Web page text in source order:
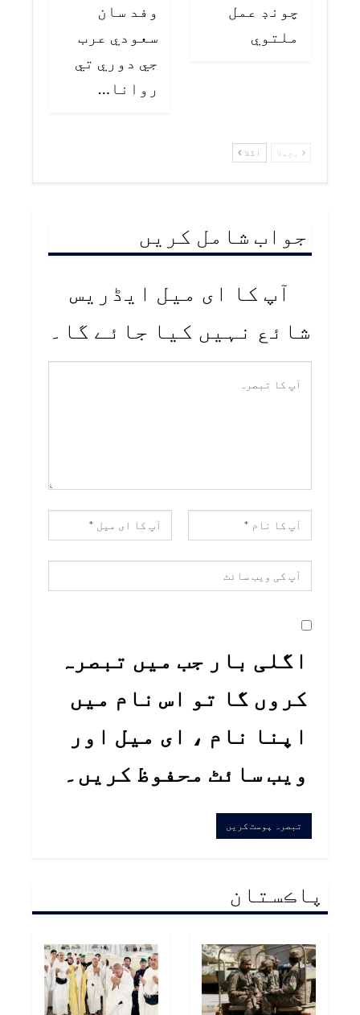
چونڊ عمل
ملتوي
وفد سان
سعودي عرب
جي دوري تي
روانا…
پچھلا اگلا
جواب شامل کریں
آپ کا ای میل ایڈریس
شائع نہیں کیا جائے گا۔
اگلی بار جب میں تبصرہ
کروں گا تو اس نام میں
اپنا نام ، ای میل اور
ویب سائٹ محفوظ کریں۔
پاڪستان